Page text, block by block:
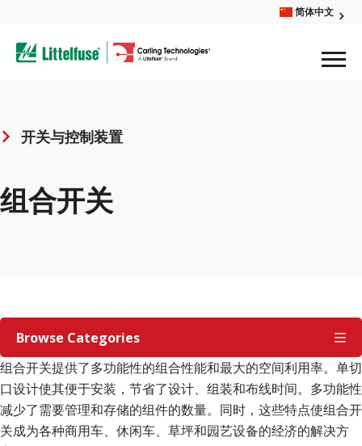
main
content
简体中文
Breadcrumb
开关与控制装置
组合开关
开
控
制
装
Browse Categories
组合开关提供了多功能性的组合性能和最大的空间利用率。单切
口设计使其便于安装，节省了设计、组装和布线时间。多功能性
减少了需要管理和存储的组件的数量。同时，这些特点使组合开
关成为各种商用车、休闲车、草坪和园艺设备的经济的解决方